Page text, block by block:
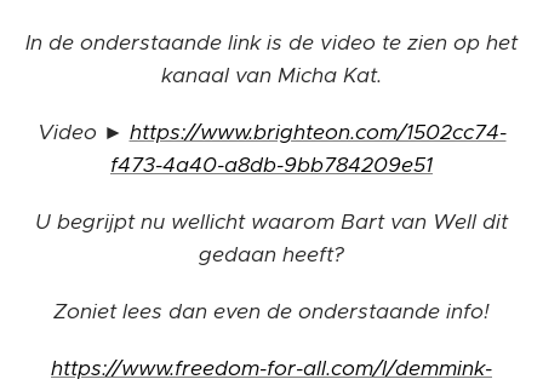
In de onderstaande link is de video te zien op het
kanaal van Micha Kat.
Video ► https://www.brighteon.com/1502cc74-
f473-4a40-a8db-9bb784209e51
U begrijpt nu wellicht waarom Bart van Well dit
gedaan heeft?
Zoniet lees dan even de onderstaande info!
https://www.freedom-for-all.com/l/demmink-